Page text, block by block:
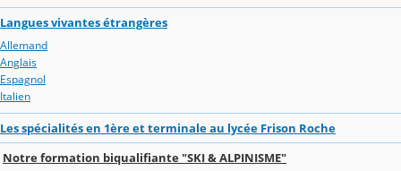
Langues vivantes étrangères
Allemand
Anglais
Espagnol
Italien
Les spécialités en 1ère et terminale au lycée Frison Roche
Notre formation biqualifiante "SKI & ALPINISME"